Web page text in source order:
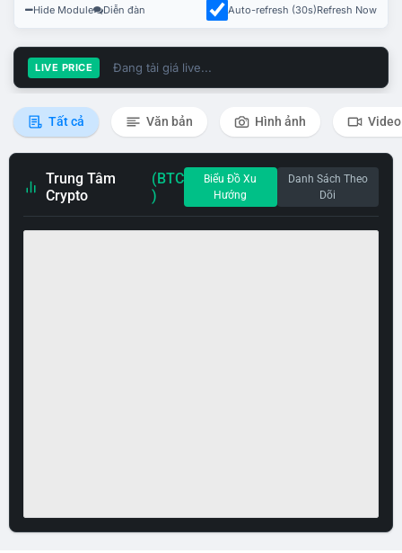
Hide Module Diễn đàn Auto-refresh (30s)Refresh Now
LIVE PRICE Đang tải giá live...
Tất cả Văn bản Hình ảnh Video
Trung Tâm
Crypto
(BTC
)
Biểu Đồ Xu
Hướng
Danh Sách Theo
Dõi